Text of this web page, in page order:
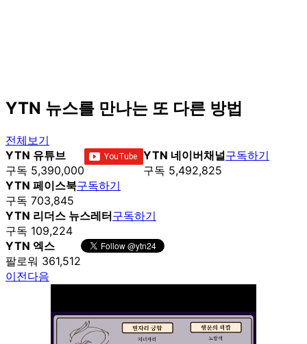
YTN 뉴스를 만나는 또 다른 방법
전체보기
YTN 유튜브
구독 5,390,000
YTN 네이버채널
구독 5,492,825
구독하기
YTN 페이스북
구독 703,845
구독하기
YTN 리더스 뉴스레터
구독 109,224
구독하기
YTN 엑스
팔로워 361,512
이전다음